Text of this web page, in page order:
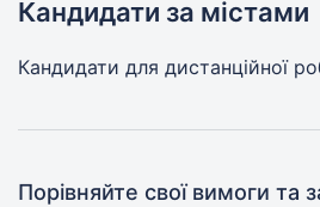
Кандидати за містами
Кандидати для дистанційної
Порівняйте свої вимоги та